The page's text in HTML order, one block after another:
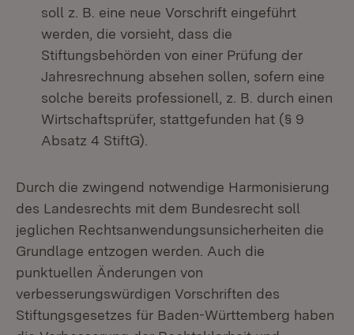
soll z. B. eine neue Vorschrift eingeführt
werden, die vorsieht, dass die
Stiftungsbehörden von einer Prüfung der
Jahresrechnung absehen sollen, sofern eine
solche bereits professionell, z. B. durch einen
Wirtschaftsprüfer, stattgefunden hat (§ 9
Absatz 4 StiftG).
Durch die zwingend notwendige Harmonisierung
des Landesrechts mit dem Bundesrecht soll
jeglichen Rechtsanwendungsunsicherheiten die
Grundlage entzogen werden. Auch die
punktuellen Änderungen von
verbesserungswürdigen Vorschriften des
Stiftungsgesetzes für Baden-Württemberg haben